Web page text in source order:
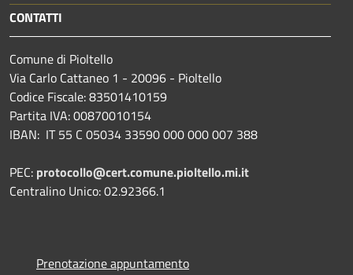
CONTATTI
Comune di Pioltello
Via Carlo Cattaneo 1 - 20096 - Pioltello
Codice Fiscale: 83501410159
Partita IVA: 00870010154
IBAN: IT 55 C 05034 33590 000 000 007 388
PEC: protocollo@cert.comune.pioltello.mi.it
Centralino Unico: 02.92366.1
Prenotazione appuntamento